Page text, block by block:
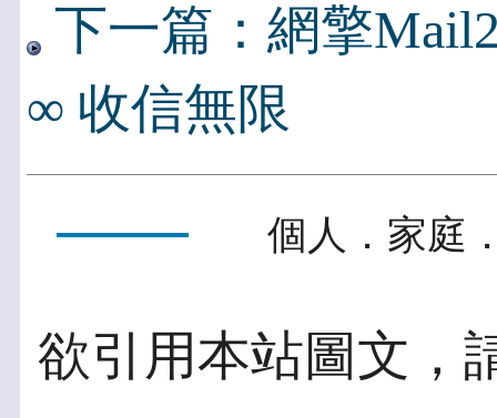
下一篇：網擎
∞ 收信無限
個人．家庭
欲引用本站圖文，